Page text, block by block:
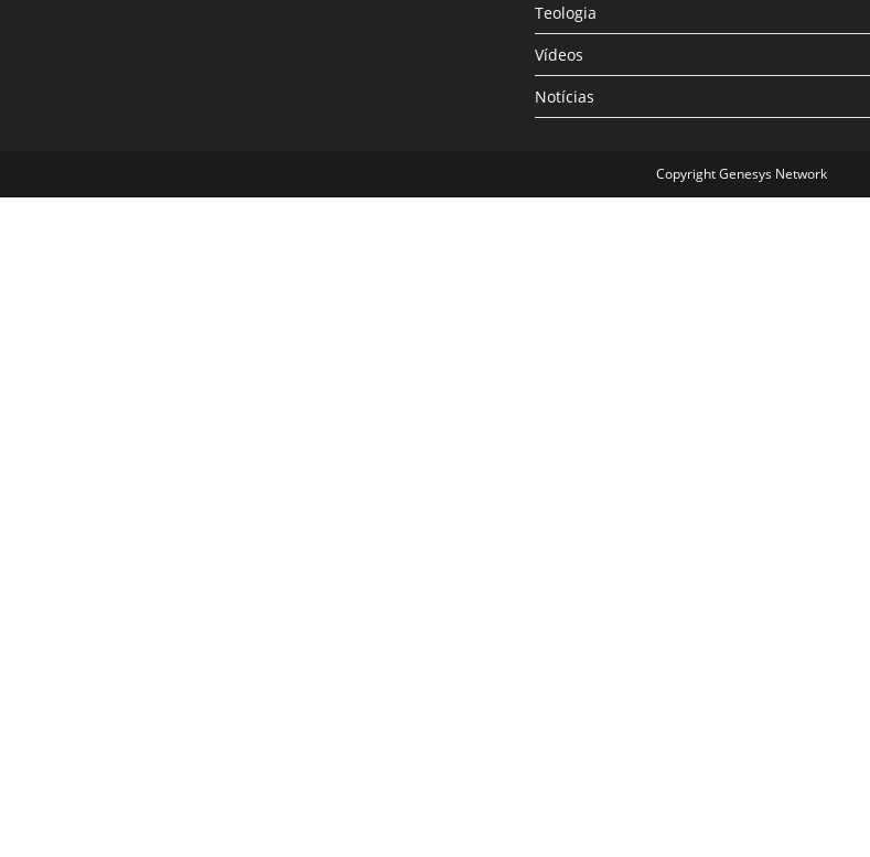
Teologia
Vídeos
Notícias
Copyright Genesys Network